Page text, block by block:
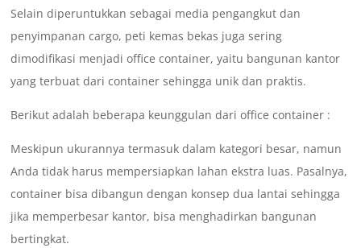
Selain diperuntukkan sebagai media pengangkut dan
penyimpanan cargo, peti kemas bekas juga sering
dimodifikasi menjadi office container, yaitu bangunan kantor
yang terbuat dari container sehingga unik dan praktis.
Berikut adalah beberapa keunggulan dari office container :
Meskipun ukurannya termasuk dalam kategori besar, namun
Anda tidak harus mempersiapkan lahan ekstra luas. Pasalnya,
container bisa dibangun dengan konsep dua lantai sehingga
jika memperbesar kantor, bisa menghadirkan bangunan
bertingkat.